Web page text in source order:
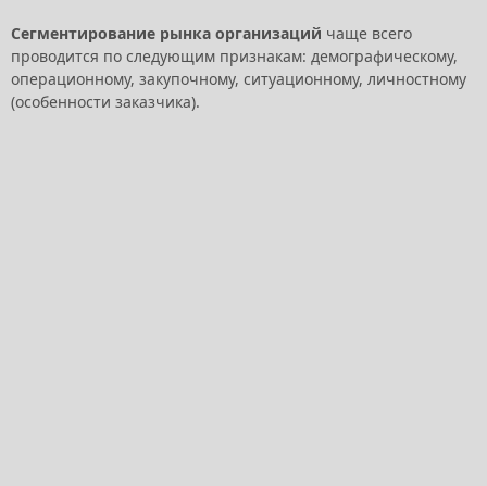
Сегментирование рынка организаций чаще всего
проводится по следующим признакам: демографическому,
операционному, закупочному, ситуационному, личностному
(особенности заказчика).